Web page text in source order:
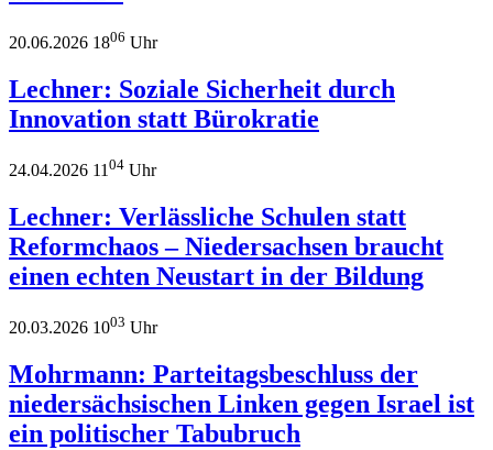
20.06.2026 1806 Uhr
Lechner: Soziale Sicherheit durch
Innovation statt Bürokratie
24.04.2026 11 04 Uhr
Lechner: Verlässliche Schulen statt
Reformchaos – Niedersachsen braucht
einen echten Neustart in der Bildung
20.03.2026 1003 Uhr
Mohrmann: Parteitagsbeschluss der
niedersächsischen Linken gegen Israel ist
ein politischer Tabubruch